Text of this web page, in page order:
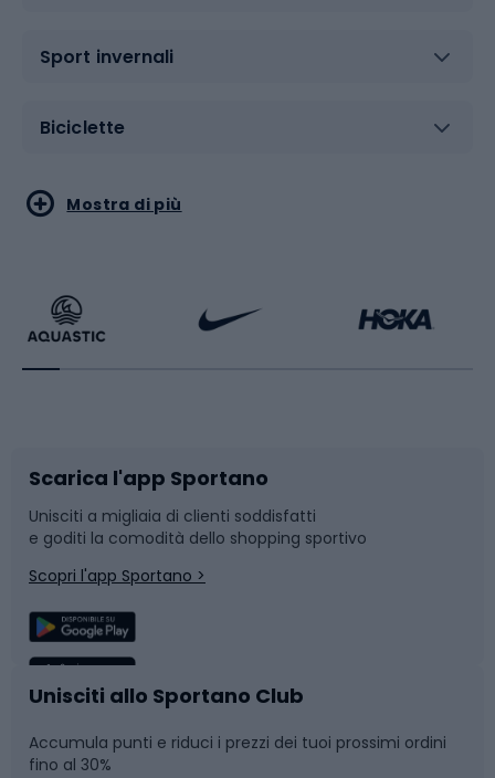
Sport invernali
Biciclette
Sport acquatici
Bikepacking
Bushcraft
Corsa
Sport di squadra
Caschi da ciclismo
Skitouring
Sport di arti marziali
Sport con le racchette
Slitte e slittini
Snowboard
Camminata nordica
Nuoto
Pattinaggio
Mostra di più
Scarica l'app Sportano
Unisciti a migliaia di clienti soddisfatti
e goditi la comodità dello shopping sportivo
Scopri l'app Sportano >
Unisciti allo Sportano Club
Accumula punti e riduci i prezzi dei tuoi prossimi ordini
fino al 30%